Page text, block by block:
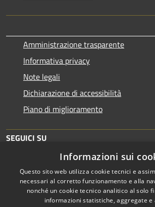
Amministrazione trasparente
Informativa privacy
Note legali
Dichiarazione di accessibilità
Piano di miglioramento
SEGUICI SU
Informazioni sui
Questo sito web utilizza cookie tecnici e
necessari al corretto funzionamento e alla
nonché un cookie tecnico analitico al solo
informazioni statistiche, aggregate e